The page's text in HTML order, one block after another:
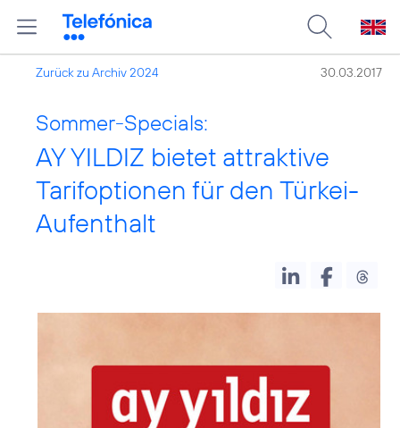
Zurück zu Archiv 2024 30.03.2017
Sommer-Specials:
AY YILDIZ bietet attraktive
Tarifoptionen für den Türkei-
Aufenthalt